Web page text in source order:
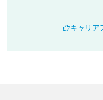
キャリア